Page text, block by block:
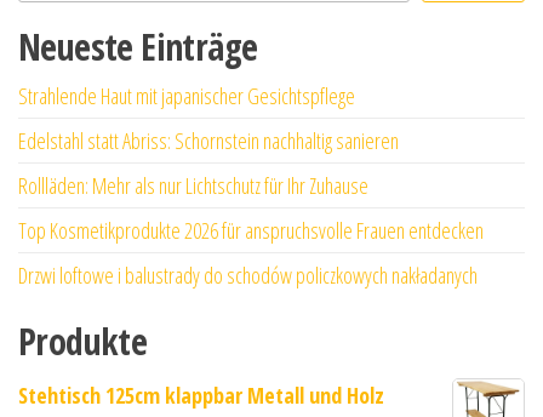
Neueste Einträge
Strahlende Haut mit japanischer Gesichtspflege
Edelstahl statt Abriss: Schornstein nachhaltig sanieren
Rollläden: Mehr als nur Lichtschutz für Ihr Zuhause
Top Kosmetikprodukte 2026 für anspruchsvolle Frauen entdecken
Drzwi loftowe i balustrady do schodów policzkowych nakładanych
Produkte
Stehtisch 125cm klappbar Metall und Holz